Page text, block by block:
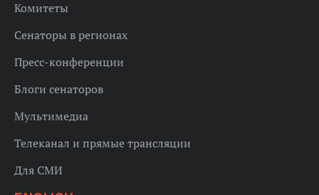
Комитеты
Сенаторы в регионах
Пресс-конференции
Блоги сенаторов
Мультимедиа
Телеканал и прямые трансляции
Для СМИ